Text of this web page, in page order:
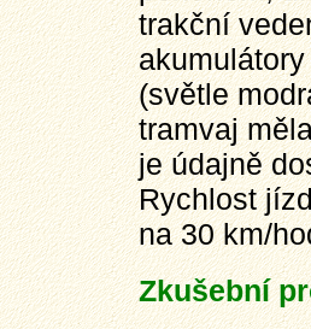
trakční
(světle
tramvaj
je údajně
Rychlost
na 30 km/
Zkušební